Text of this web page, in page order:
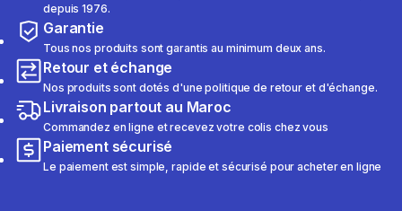
depuis 1976.
Garantie
Tous nos produits sont garantis au minimum deux ans.
Retour et échange
Nos produits sont dotés d'une politique de retour et d'échange.
Livraison partout au Maroc
Commandez en ligne et recevez votre colis chez vous
Paiement sécurisé
Le paiement est simple, rapide et sécurisé pour acheter en ligne